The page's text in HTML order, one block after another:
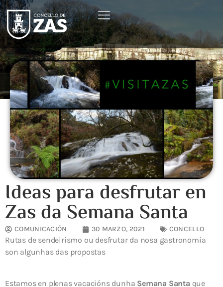
Ideas para desfrutar en
Zas da Semana Santa
COMUNICACIÓN 30 MARZO, 2021 CONCELLO
Rutas de sendeirismo ou desfrutar da nosa gastronomía
son algunhas das propostas
Estamos en plenas vacacións dunha Semana Santa que